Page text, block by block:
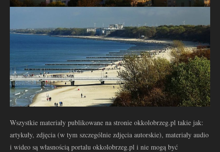
Wszystkie materiały publikowane na stronie okkolobrzeg.pl takie jak:
artykuły, zdjęcia (w tym szczególnie zdjęcia autorskie), materiały audio
i wideo są własnością portalu okkolobrzeg.pl i nie mogą być